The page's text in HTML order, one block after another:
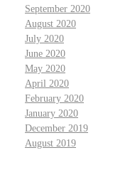
September 2020
August 2020
July 2020
June 2020
May 2020
April 2020
February 2020
January 2020
December 2019
August 2019